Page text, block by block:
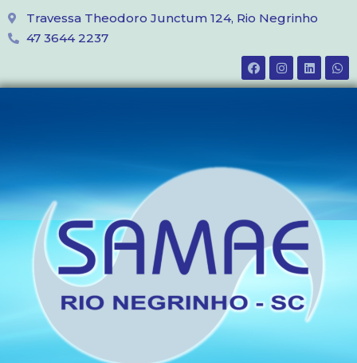
Travessa Theodoro Junctum 124, Rio Negrinho
47 3644 2237